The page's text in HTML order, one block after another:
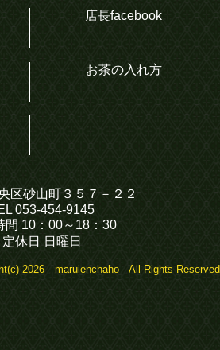
店長facebook
お茶の入れ方
区砂山町３５７－２２
053-454-9145
間 10：00～18：30
定休日 日曜日
2026 maruienchaho All Rights Reserved